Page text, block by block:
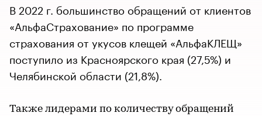
В 2022 г. большинство обращений от клиентов
«АльфаСтрахование» по программе
страхования от укусов клещей «АльфаКЛЕЩ»
поступило из Красноярского края (27,5%) и
Челябинской области (21,8%).
Также лидерами по количеству обращений